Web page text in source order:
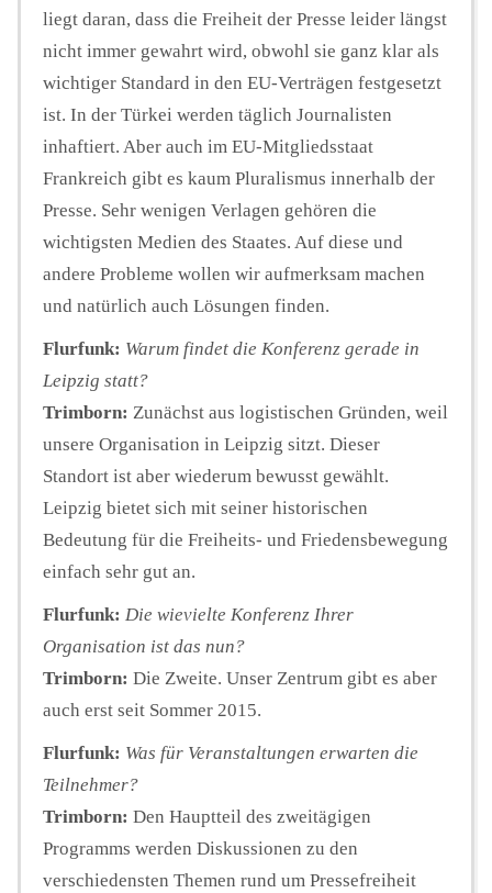
liegt daran, dass die Freiheit der Presse leider längst
nicht immer gewahrt wird, obwohl sie ganz klar als
wichtiger Standard in den EU-Verträgen festgesetzt
ist. In der Türkei werden täglich Journalisten
inhaftiert. Aber auch im EU-Mitgliedsstaat
Frankreich gibt es kaum Pluralismus innerhalb der
Presse. Sehr wenigen Verlagen gehören die
wichtigsten Medien des Staates. Auf diese und
andere Probleme wollen wir aufmerksam machen
und natürlich auch Lösungen finden.
Flurfunk: Warum findet die Konferenz gerade in
Leipzig statt?
Trimborn: Zunächst aus logistischen Gründen, weil
unsere Organisation in Leipzig sitzt. Dieser
Standort ist aber wiederum bewusst gewählt.
Leipzig bietet sich mit seiner historischen
Bedeutung für die Freiheits- und Friedensbewegung
einfach sehr gut an.
Flurfunk: Die wievielte Konferenz Ihrer
Organisation ist das nun?
Trimborn: Die Zweite. Unser Zentrum gibt es aber
auch erst seit Sommer 2015.
Flurfunk: Was für Veranstaltungen erwarten die
Teilnehmer?
Trimborn: Den Hauptteil des zweitägigen
Programms werden Diskussionen zu den
verschiedensten Themen rund um Pressefreiheit